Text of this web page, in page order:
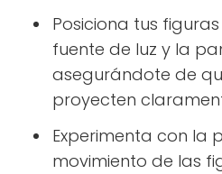
Posiciona tus
fuente de luz y la
asegurándote de
proyecten
Experimenta con la
movimiento de las